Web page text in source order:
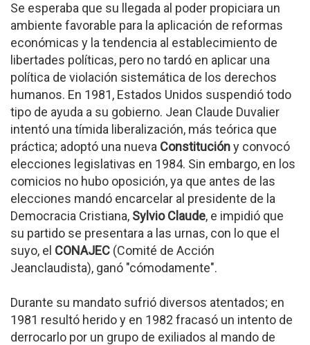
Se esperaba que su llegada al poder propiciara un
ambiente favorable para la aplicación de reformas
económicas y la tendencia al establecimiento de
libertades políticas, pero no tardó en aplicar una
política de violación sistemática de los derechos
humanos. En 1981, Estados Unidos suspendió todo
tipo de ayuda a su gobierno. Jean Claude Duvalier
intentó una tímida liberalización, más teórica que
práctica; adoptó una nueva Constitucióny convocó
elecciones legislativas en 1984. Sin embargo, en los
comicios no hubo oposición, ya que antes de las
elecciones mandó encarcelar al presidente de la
Democracia Cristiana, Sylvio Claude, e impidió que
su partido se presentara a las urnas, con lo que el
suyo, el CONAJEC (Comité de Acción
Jeanclaudista), ganó "cómodamente".
Durante su mandato sufrió diversos atentados; en
1981 resultó herido y en 1982 fracasó un intento de
derrocarlo por un grupo de exiliados al mando de